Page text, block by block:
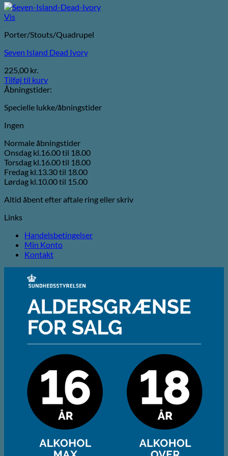
Vis
Porter/Stouts/Quadrupel
Seven Island Dead Ivory
225,00 kr.
Tilføj til kurv
Åbningstider:
Specielle lukke/åbningstider
Ingen
Normale åbningstider
Onsdag kl.16.00 til 18.00
Torsdag kl.16.00 til 18.00
Fredag kl.13.30 til 18.00
Lørdag kl.10.00 til 15.00
Altid åbent efter aftale ring eller skriv
Links
Handelsbetingelser
Min Konto
Kontakt